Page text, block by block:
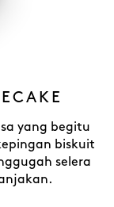
yang begitu
biskuit
selera